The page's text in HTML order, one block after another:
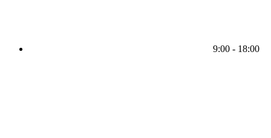
9:00 - 18:00